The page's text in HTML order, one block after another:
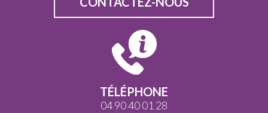
TÉLÉPHONE
04 90 40 01 28